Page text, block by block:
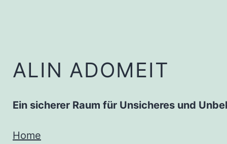
springen
ALIN ADOMEIT
Ein sicherer Raum für Unsicheres und
Home